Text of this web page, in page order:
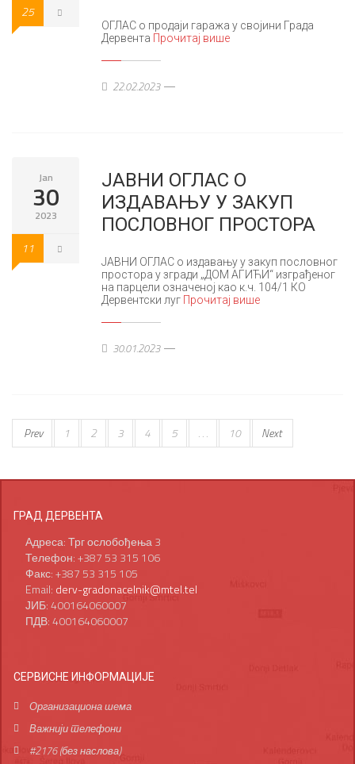
25
ОГЛАС о продаји гаража у својини Града
Дервента Прочитај више
22.02.2023
Jan
30
2023
11
ЈАВНИ ОГЛАС О
ИЗДАВАЊУ У ЗАКУП
ПОСЛОВНОГ ПРОСТОРА
ЈАВНИ ОГЛАС о издавању у закуп пословног
простора у згради „ДОМ АГИЋИ“ изграђеног
на парцели означеној као к.ч. 104/1 КО
Дервентски луг Прочитај више
30.01.2023
Prev 1 2 3 4 5 . . . 10 Next
ГРАД ДЕРВЕНТА
Адреса: Трг ослобођења 3
Телефон: +387 53 315 106
Факс: +387 53 315 105
Email: derv-gradonacelnik@mtel.tel
ЈИБ: 400164060007
ПДВ: 400164060007
СЕРВИСНЕ ИНФОРМАЦИЈЕ
Организациона шема
Важнији телефони
#2176 (без наслова)